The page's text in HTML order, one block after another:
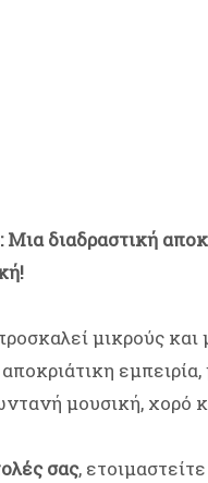
Μια διαδραστική
μικρούς
μουσική, χορό
σας,